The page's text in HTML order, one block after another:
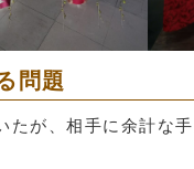
問題
が、相手に余計な